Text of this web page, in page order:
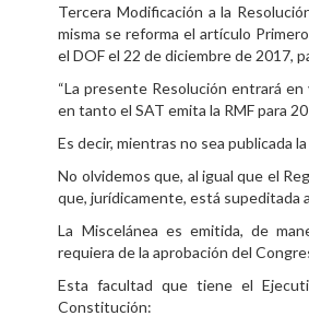
Tercera Modificación a la
misma se reforma el artículo
el DOF el 22 de diciembre de 2017,
“La presente Resolución entrará
en tanto el SAT emita la RMF para
Es decir, mientras no sea publicada
No olvidemos que, al igual que el
que, jurídicamente, está supeditada
La Miscelánea es emitida, de
requiera de la aprobación del
Esta facultad que tiene el
Constitución: